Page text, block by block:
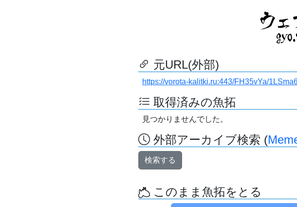
元URL(外部)
https://vorota-kalitki.ru:443/FH35vYa/
取得済みの魚拓
見つかりませんでした。
外部アーカイブ検索 (
検索する
このまま魚拓をとる